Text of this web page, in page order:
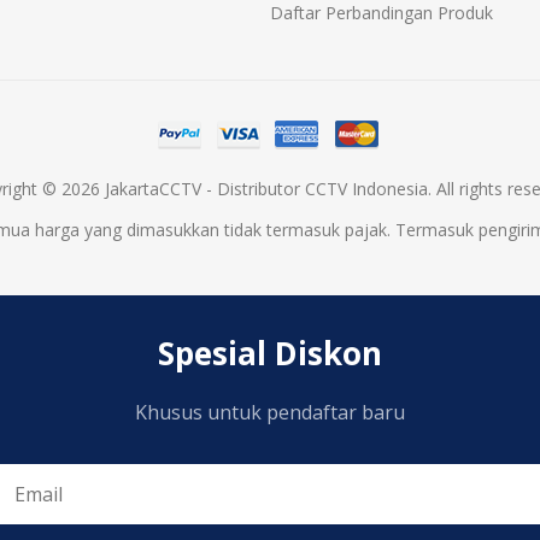
Daftar Perbandingan Produk
© 2026 JakartaCCTV - Distributor CCTV Indonesia. All rights
harga yang dimasukkan tidak termasuk pajak. Termasuk
Spesial Diskon
Khusus untuk pendaftar baru